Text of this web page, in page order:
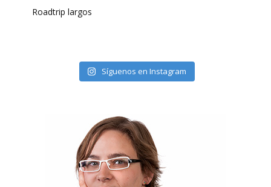
Roadtrip largos
Síguenos en Instagram